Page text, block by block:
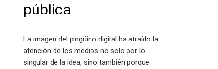
pública
La imagen del pingüino digital ha atraído la
atención de los medios no solo por lo
singular de la idea, sino también porque